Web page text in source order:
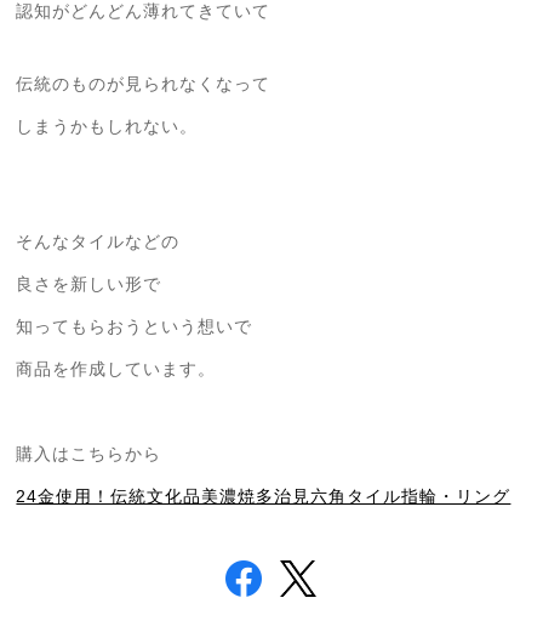
認知がどんどん薄れてきていて
伝統のものが見られなくなって
しまうかもしれない。
そんなタイルなどの
良さを新しい形で
知ってもらおうという想いで
商品を作成しています。
購入はこちらから
24金使用！伝統文化品美濃焼多治見六角タイル指輪・リング